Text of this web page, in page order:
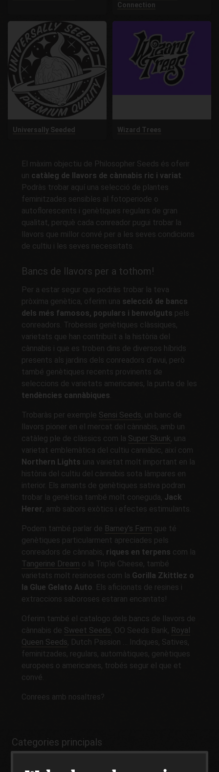
Connection
Universally Seeded Wizard Trees
El màxim objectiu de Philosopher Seeds és oferir
un catàleg de llavors de cànnabis ric i variat.
Podràs trobar aquí una selecció de plantes
feminitzades sensibles al fotoperiode o
autoflorescents i genètiques regulars de gran
qualitat, perquè cada conreador pugui trobar la
llavors que millor convé per a les seves condicions
de cultiu i les seves necessitats.
Bancs de llavors per a tothom!
Per a estar segur que podràs trobar la teva
pròxima genètica, oferim una selecció de bancs
dels més famosos, populars i benvolguts pels
conreadors. Trobessis genètiques clàssiques,
varietats que han contribuït a la història del
cànnabis i que es troben dins de diversos híbrids
presents als jardins dels conreadors d'avui, però
també genètiques recents provinents de
seleccions de varietats americanes, la punta de les
tendències cannàbiques.
Trobaràs per exemple Sensi Seeds, un banc de
llavors pioner en el mercat del cànnabis, amb un
catàleg ple de clàssics com la Super Skunk, una
varietat emblemàtica del cultiu cannàbic, així com
Northern Lights una varietat molt important en la
història del cultiu del cànnabis sota làmpares en
interior. Els amants de genètiques sativa podran
trobar la genètica també molt coneguda, Jack
Herer, amb sabors exòtics i efectes estimulants.
Podem també parlar de Barney’s Farm que té
genètiques particularment apreciades pels
conreadors de cànnabis, riques en terpens com la
Tangerine Dream o la Triple Cheese, també
varietats molt resinoses com la Gorilla Zkittlez o
la Glue Gelato Auto. Els aficionats de resines i
extraccions saboroses estaran encantats!
Oferim també el catalogo dels bancs de llavors de
cànnabis de Sweet Seeds, OO Seeds Bank, Royal
Queen Seeds, Dutch Passion … Indiques, Satives,
feminitzades, regulars, automàtiques, genètiques
europees o americanes, trobés segur el que et
convé.
Conrees amb nosaltres?
Categories principals